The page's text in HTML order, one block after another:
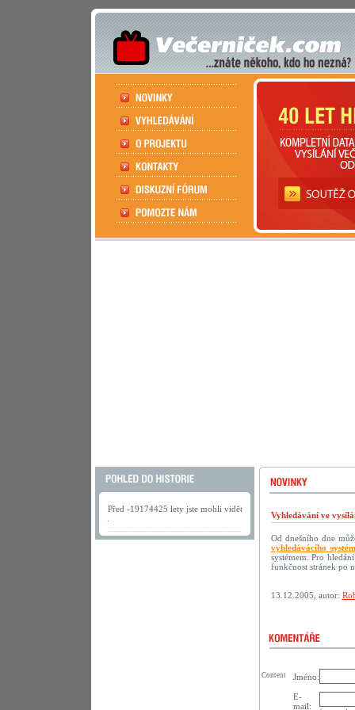
Před -19174425 lety jste mohli vidět
Vyhledávání ve
Od dnešního dne
vyhledávácího
systémem. Pro
funkčnost stránek po
13.12.2005, autor:
Jméno:
E-
mail:
Content